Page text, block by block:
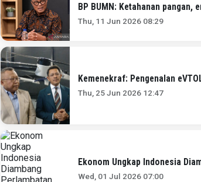
BP BUMN: Ketahanan pangan,
Thu, 11 Jun 2026 08:29
Kemenekraf: Pengenalan
Thu, 25 Jun 2026 12:47
Ekonom Ungkap Indonesia
Wed, 01 Jul 2026 07:00